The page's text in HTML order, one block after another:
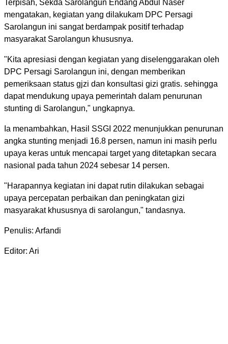
Terpisah, Sekda Sarolangun Endang Abdul Naser
mengatakan, kegiatan yang dilakukam DPC Persagi
Sarolangun ini sangat berdampak positif terhadap
masyarakat Sarolangun khususnya.
"Kita apresiasi dengan kegiatan yang diselenggarakan oleh
DPC Persagi Sarolangun ini, dengan memberikan
pemeriksaan status gjzi dan konsultasi gizi gratis. sehingga
dapat mendukung upaya pemerintah dalam penurunan
stunting di Sarolangun," ungkapnya.
Ia menambahkan, Hasil SSGI 2022 menunjukkan penurunan
angka stunting menjadi 16.8 persen, namun ini masih perlu
upaya keras untuk mencapai target yang ditetapkan secara
nasional pada tahun 2024 sebesar 14 persen.
"Harapannya kegiatan ini dapat rutin dilakukan sebagai
upaya percepatan perbaikan dan peningkatan gizi
masyarakat khususnya di sarolangun," tandasnya.
Penulis: Arfandi
Editor: Ari